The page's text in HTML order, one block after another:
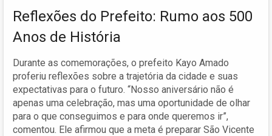
Reflexões do Prefeito: Rumo aos 500
Anos de História
Durante as comemorações, o prefeito Kayo Amado
proferiu reflexões sobre a trajetória da cidade e suas
expectativas para o futuro. “Nosso aniversário não é
apenas uma celebração, mas uma oportunidade de olhar
para o que conseguimos e para onde queremos ir”,
comentou. Ele afirmou que a meta é preparar São Vicente